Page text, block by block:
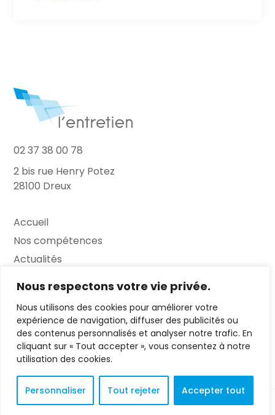
Nous respectons votre vie privée.
Nous utilisons des cookies pour améliorer votre
expérience de navigation, diffuser des publicités ou
des contenus personnalisés et analyser notre trafic. En
cliquant sur « Tout accepter », vous consentez à notre
utilisation des cookies.
Personnaliser Tout rejeter Accepter tout
02 37 38 00 78
2 bis rue Henry Potez
28100 Dreux
Accueil
Nos compétences
Actualités
Contact
FAQ
Mentions légales
© 2023 L'Entretien